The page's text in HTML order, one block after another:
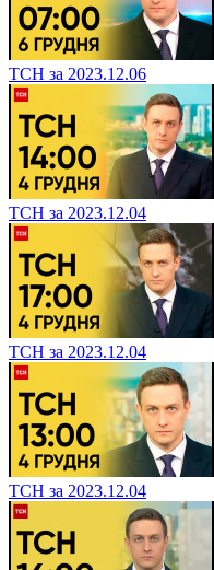
ТСН за 2023.12.06
ТСН за 2023.12.04
ТСН за 2023.12.04
ТСН за 2023.12.04